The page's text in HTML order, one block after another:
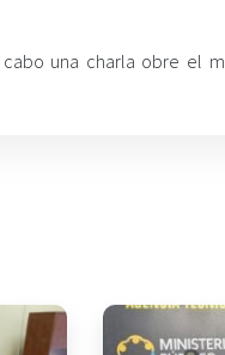
cabo una charla obre el